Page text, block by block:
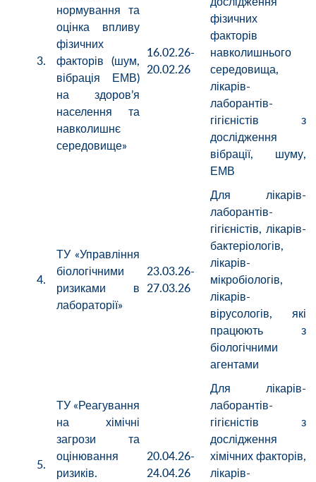
3.
нормування та
оцінка впливу
фізичних
факторів (шум,
вібрація ЕМВ)
на здоров’я
населення та
навколишнє
середовище»
16.02.26-
20.02.26
фізичних
факторів
навколишнього
середовища,
лікарів-
лаборантів-
гігієністів з
дослідження
вібрації, шуму,
ЕМВ
4.
ТУ «Управління
біологічними
ризиками в
лабораторії»
23.03.26-
27.03.26
Для лікарів-
лаборантів-
гігієністів, лікарів-
бактеріологів,
лікарів-
мікробіологів,
лікарів-
вірусологів, які
працюють з
біологічними
агентами
5.
ТУ «Реагування
на хімічні
загрози та
оцінювання
ризиків.
20.04.26-
24.04.26
Для лікарів-
лаборантів-
гігієністів з
дослідження
хімічних факторів,
лікарів-